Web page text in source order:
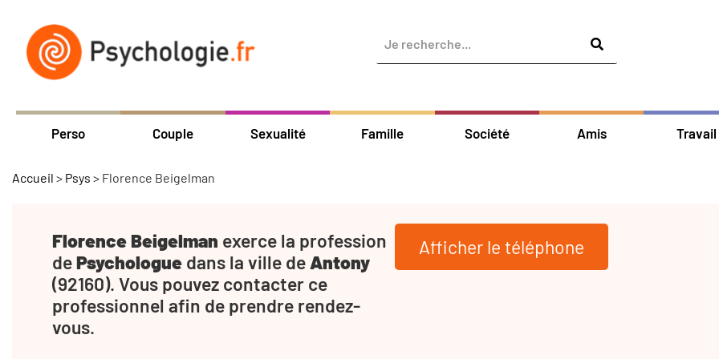
Perso Couple Sexualité Famille Société Amis Travail
Accueil > Psys > Florence Beigelman
Florence Beigelman exerce la profession
dePsychologue dans la ville de Antony
(92160). Vous pouvez contacter ce
professionnel afin de prendre rendez-
vous.
Afficher le téléphone